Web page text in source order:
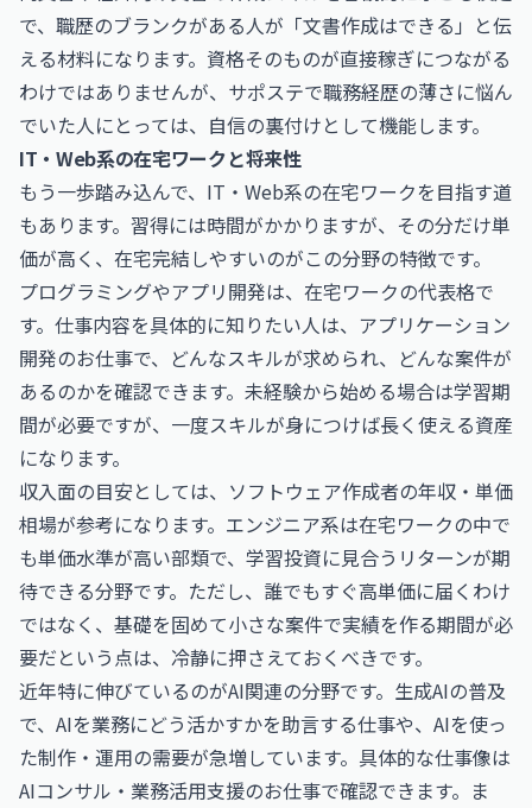
で、職歴のブランクがある人が「文書作成はできる」と伝
える材料になります。資格そのものが直接稼ぎにつながる
わけではありませんが、サポステで職務経歴の薄さに悩ん
でいた人にとっては、自信の裏付けとして機能します。
IT・Web系の在宅ワークと将来性
もう一歩踏み込んで、IT・Web系の在宅ワークを目指す道
もあります。習得には時間がかかりますが、その分だけ単
価が高く、在宅完結しやすいのがこの分野の特徴です。
プログラミングやアプリ開発は、在宅ワークの代表格で
す。仕事内容を具体的に知りたい人は、 アプリケーション
開発のお仕事で、どんなスキルが求められ、どんな案件が
あるのかを確認できます。未経験から始める場合は学習期
間が必要ですが、一度スキルが身につけば長く使える資産
になります。
収入面の目安としては、 ソフトウェア作成者の年収・単価
相場が参考になります。エンジニア系は在宅ワークの中で
も単価水準が高い部類で、学習投資に見合うリターンが期
待できる分野です。ただし、誰でもすぐ高単価に届くわけ
ではなく、基礎を固めて小さな案件で実績を作る期間が必
要だという点は、冷静に押さえておくべきです。
近年特に伸びているのがAI関連の分野です。生成AIの普及
で、AIを業務にどう活かすかを助言する仕事や、AIを使っ
た制作・運用の需要が急増しています。具体的な仕事像は
AIコンサル・業務活用支援のお仕事で確認できます。ま